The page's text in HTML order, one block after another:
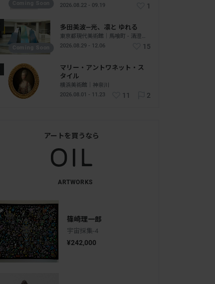
2026.08.22 - 09.19
1
多田美波―光、凛と ゆれる
東京都現代美術館｜馬喰町 - 清澄白河｜東京
2026.08.29 - 12.06
15
マリー・アントワネット・ス
タイル
横浜美術館｜神奈川
2026.08.01 - 11.23
11 2
アートを買うなら
ARTWORKS
篠崎理一郎
宇宙採集-4
¥242,000